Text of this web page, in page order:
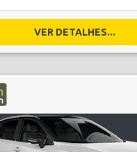
VER DETALHES...